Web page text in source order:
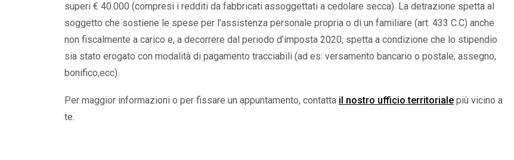
superi € 40.000 (compresi i redditi da fabbricati assoggettati a cedolare secca). La detrazione spetta al
soggetto che sostiene le spese per l’assistenza personale propria o di un familiare (art. 433 C.C) anche
non fiscalmente a carico e, a decorrere dal periodo d’imposta 2020, spetta a condizione che lo stipendio
sia stato erogato con modalità di pagamento tracciabili (ad es: versamento bancario o postale, assegno,
bonifico,ecc).
Per maggior informazioni o per fissare un appuntamento, contatta il nostro ufficio territoriale più vicino a
te.